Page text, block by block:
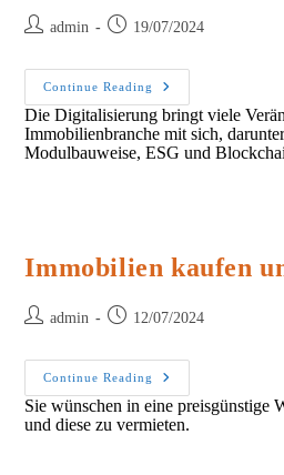
Postadmin
Post 19/07/2024
Continue Reading
Entwicklungen
In
Der
Die Digitalisierung bringt viele
Immobilienbranche mit sich,
Modulbauweise, ESG und
Immobilien kaufen
Postadmin
Post 12/07/2024
Continue Reading
Immobilien
Kaufen
Und
Vermieten
Sie wünschen in eine preisgünstige
und diese zu vermieten.